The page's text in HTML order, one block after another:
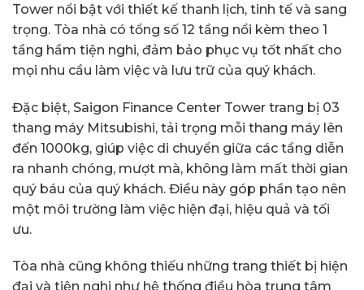
Tower nổi bật với thiết kế thanh lịch, tinh tế và sang
trọng. Tòa nhà có tổng số 12 tầng nổi kèm theo 1
tầng hầm tiện nghi, đảm bảo phục vụ tốt nhất cho
mọi nhu cầu làm việc và lưu trữ của quý khách.
Đặc biệt, Saigon Finance Center Tower trang bị 03
thang máy Mitsubishi, tải trọng mỗi thang máy lên
đến 1000kg, giúp việc di chuyển giữa các tầng diễn
ra nhanh chóng, mượt mà, không làm mất thời gian
quý báu của quý khách. Điều này góp phần tạo nên
một môi trường làm việc hiện đại, hiệu quả và tối
ưu.
Tòa nhà cũng không thiếu những trang thiết bị hiện
đại và tiện nghi như hệ thống điều hòa trung tâm